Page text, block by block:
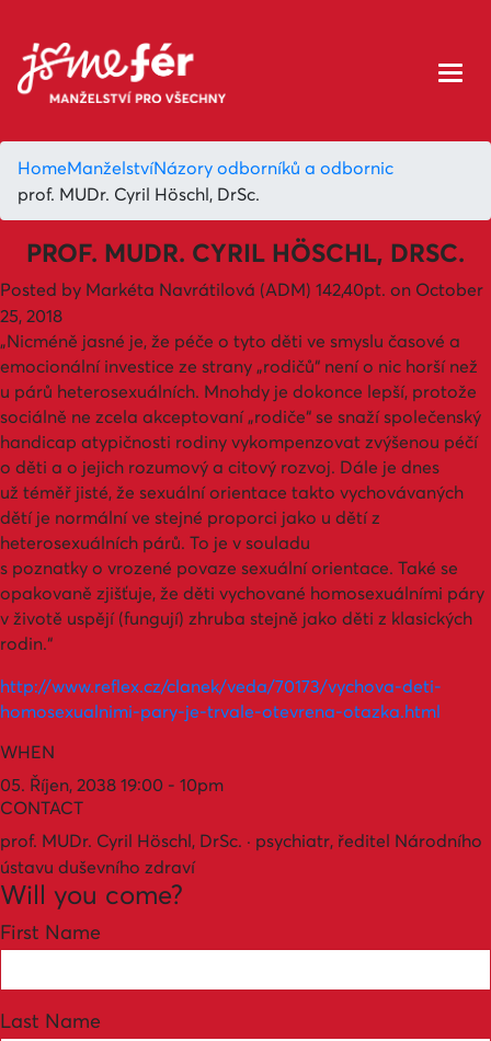
HomeManželstvíNázory odborníků a odbornic
prof. MUDr. Cyril Höschl, DrSc.
PROF. MUDR. CYRIL HÖSCHL, DRSC.
Posted by Markéta Navrátilová (ADM) 142,40pt. on October
25, 2018
„Nicméně jasné je, že péče o tyto děti ve smyslu časové a
emocionální investice ze strany „rodičů“ není o nic horší než
u párů heterosexuálních. Mnohdy je dokonce lepší, protože
sociálně ne zcela akceptovaní „rodiče“ se snaží společenský
handicap atypičnosti rodiny vykompenzovat zvýšenou péčí
o děti a o jejich rozumový a citový rozvoj. Dále je dnes
už téměř jisté, že sexuální orientace takto vychovávaných
dětí je normální ve stejné proporci jako u dětí z
heterosexuálních párů. To je v souladu
s poznatky o vrozené povaze sexuální orientace. Také se
opakovaně zjišťuje, že děti vychované homosexuálními páry
v životě uspějí (fungují) zhruba stejně jako děti z klasických
rodin.“
http://www.reflex.cz/clanek/veda/70173/vychova-deti-
homosexualnimi-pary-je-trvale-otevrena-otazka.html
WHEN
05. Říjen, 2038 19:00 - 10pm
CONTACT
prof. MUDr. Cyril Höschl, DrSc. · psychiatr, ředitel Národního
ústavu duševního zdraví
Will you come?
First Name
Last Name